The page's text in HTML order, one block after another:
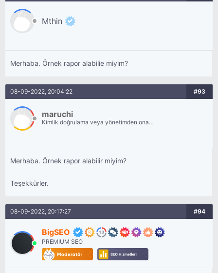
Mthin
Merhaba. Örnek rapor alabilie miyim?
08-09-2022, 20:04:22 #93
maruchi
Kimlik doğrulama veya yönetimden onay
Merhaba. Örnek rapor alabilir miyim?
Teşekkürler.
08-09-2022, 20:17:27 #94
BigSEO
PREMIUM SEO